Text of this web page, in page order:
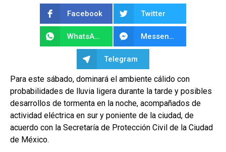
Facebook Twitter
WhatsApp Messenger
Telegram
Para este sábado, dominará el ambiente cálido con
probabilidades de lluvia ligera durante la tarde y posibles
desarrollos de tormenta en la noche, acompañados de
actividad eléctrica en sur y poniente de la ciudad, de
acuerdo con la Secretaría de Protección Civil de la Ciudad
de México.